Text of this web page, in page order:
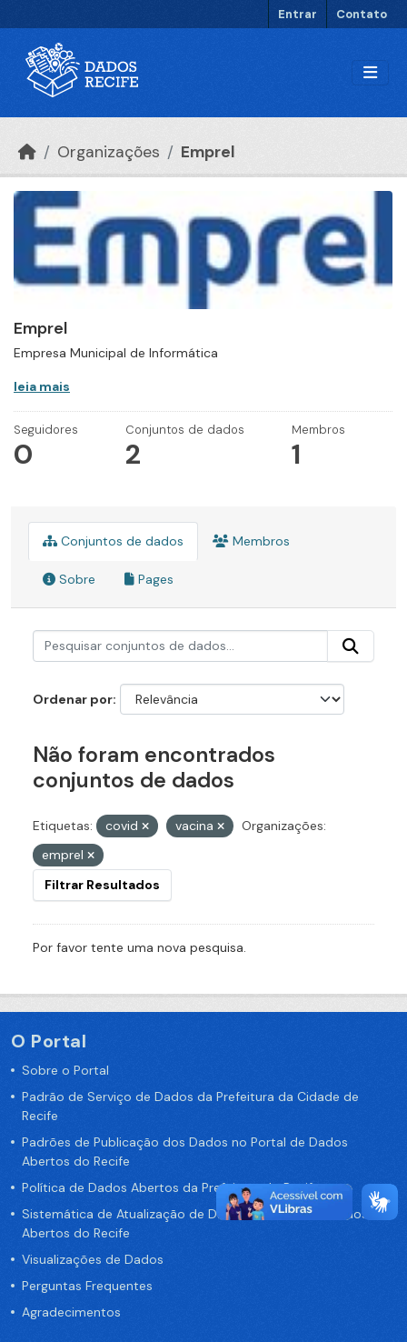
Entrar Contato
Organizações Emprel
Emprel
Empresa Municipal de Informática
leia mais
Seguidores
0
Conjuntos de dados
2
Membros
1
Conjuntos de dados Membros
Sobre Pages
Ordenar por
Não foram encontrados
conjuntos de dados
Etiquetas: covid vacina
Organizações:
emprel
Filtrar Resultados
Por favor tente uma nova pesquisa.
O Portal
Sobre o Portal
Padrão de Serviço de Dados da Prefeitura da Cidade de
Recife
Padrões de Publicação dos Dados no Portal de Dados
Abertos do Recife
Política de Dados Abertos da Prefeitura do Recife
Sistemática de Atualização de Dados do Portal de Dados
Abertos do Recife
Visualizações de Dados
Perguntas Frequentes
Agradecimentos